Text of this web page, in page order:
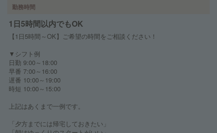
勤務時間
1日5時間以内でもOK
【1日5時間～OK】ご希望の時間をご相談ください！
▼シフト例
日勤 9:00～18:00
早番 7:00～16:00
遅番 10:00～19:00
時短 10:00～15:00
上記はあくまで一例です。
「夕方までには帰宅しておきたい」